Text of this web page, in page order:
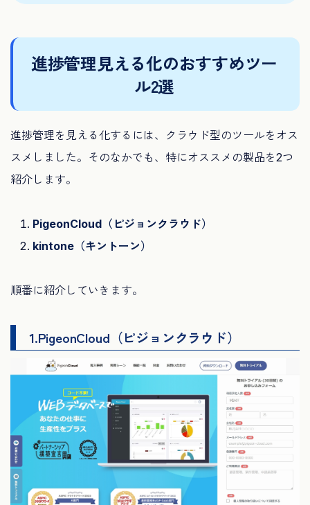
進捗管理見える化のおすすめツー
ル2選
進捗管理を見える化するには、クラウド型のツールをオス
スメしました。そのなかでも、特にオススメの製品を2つ
紹介します。
PigeonCloud（ピジョンクラウド）
kintone（キントーン）
順番に紹介していきます。
1.PigeonCloud（ピジョンクラウド）